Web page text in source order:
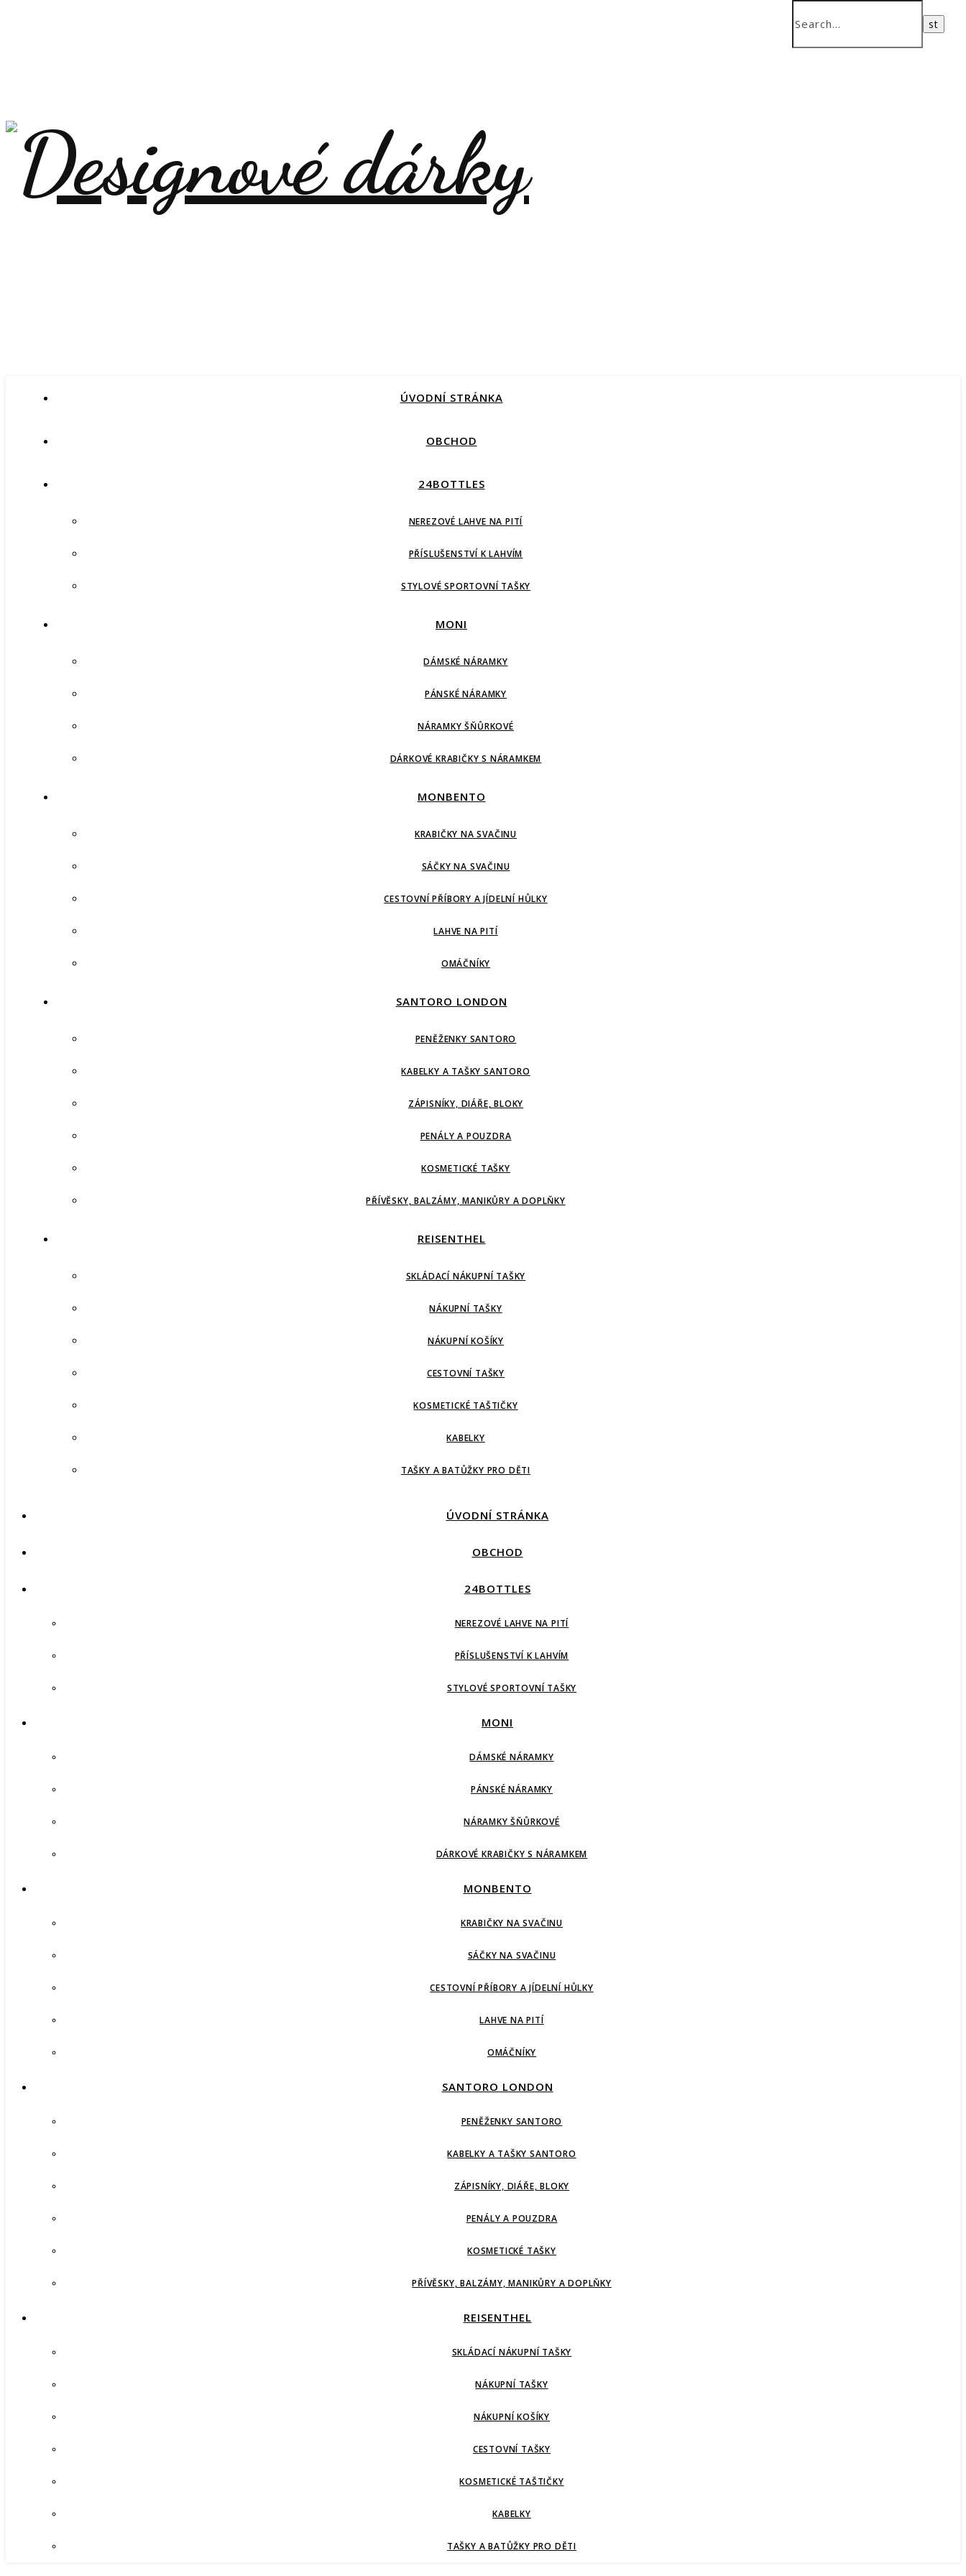
ÚVODNÍ STRÁNKA
OBCHOD
24BOTTLES
NEREZOVÉ LAHVE NA PITÍ
PŘÍSLUŠENSTVÍ K LAHVÍM
STYLOVÉ SPORTOVNÍ TAŠKY
MONI
DÁMSKÉ NÁRAMKY
PÁNSKÉ NÁRAMKY
NÁRAMKY ŠŇŮRKOVÉ
DÁRKOVÉ KRABIČKY S NÁRAMKEM
MONBENTO
KRABIČKY NA SVAČINU
SÁČKY NA SVAČINU
CESTOVNÍ PŘÍBORY A JÍDELNÍ HŮLKY
LAHVE NA PITÍ
OMÁČNÍKY
SANTORO LONDON
PENĚŽENKY SANTORO
KABELKY A TAŠKY SANTORO
ZÁPISNÍKY, DIÁŘE, BLOKY
PENÁLY A POUZDRA
KOSMETICKÉ TAŠKY
PŘÍVĚSKY, BALZÁMY, MANIKŮRY A DOPLŇKY
REISENTHEL
SKLÁDACÍ NÁKUPNÍ TAŠKY
NÁKUPNÍ TAŠKY
NÁKUPNÍ KOŠÍKY
CESTOVNÍ TAŠKY
KOSMETICKÉ TAŠTIČKY
KABELKY
TAŠKY A BATŮŽKY PRO DĚTI
ÚVODNÍ STRÁNKA
OBCHOD
24BOTTLES
NEREZOVÉ LAHVE NA PITÍ
PŘÍSLUŠENSTVÍ K LAHVÍM
STYLOVÉ SPORTOVNÍ TAŠKY
MONI
DÁMSKÉ NÁRAMKY
PÁNSKÉ NÁRAMKY
NÁRAMKY ŠŇŮRKOVÉ
DÁRKOVÉ KRABIČKY S NÁRAMKEM
MONBENTO
KRABIČKY NA SVAČINU
SÁČKY NA SVAČINU
CESTOVNÍ PŘÍBORY A JÍDELNÍ HŮLKY
LAHVE NA PITÍ
OMÁČNÍKY
SANTORO LONDON
PENĚŽENKY SANTORO
KABELKY A TAŠKY SANTORO
ZÁPISNÍKY, DIÁŘE, BLOKY
PENÁLY A POUZDRA
KOSMETICKÉ TAŠKY
PŘÍVĚSKY, BALZÁMY, MANIKŮRY A DOPLŇKY
REISENTHEL
SKLÁDACÍ NÁKUPNÍ TAŠKY
NÁKUPNÍ TAŠKY
NÁKUPNÍ KOŠÍKY
CESTOVNÍ TAŠKY
KOSMETICKÉ TAŠTIČKY
KABELKY
TAŠKY A BATŮŽKY PRO DĚTI